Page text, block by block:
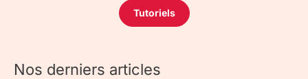
Tutoriels
Nos derniers articles